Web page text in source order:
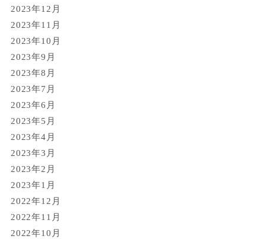
2023年12月
2023年11月
2023年10月
2023年9月
2023年8月
2023年7月
2023年6月
2023年5月
2023年4月
2023年3月
2023年2月
2023年1月
2022年12月
2022年11月
2022年10月